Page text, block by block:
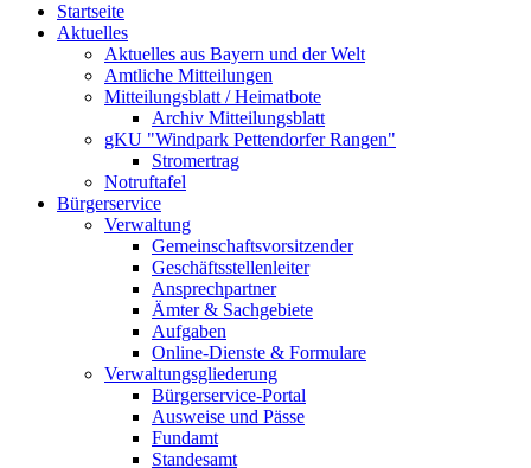
Startseite
Aktuelles
Aktuelles aus Bayern und der Welt
Amtliche Mitteilungen
Mitteilungsblatt / Heimatbote
Archiv Mitteilungsblatt
gKU "Windpark Pettendorfer Rangen"
Stromertrag
Notruftafel
Bürgerservice
Verwaltung
Gemeinschaftsvorsitzender
Geschäftsstellenleiter
Ansprechpartner
Ämter & Sachgebiete
Aufgaben
Online-Dienste & Formulare
Verwaltungsgliederung
Bürgerservice-Portal
Ausweise und Pässe
Fundamt
Standesamt